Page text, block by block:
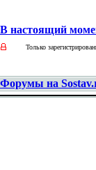
В настоящий
Только
Форумы на